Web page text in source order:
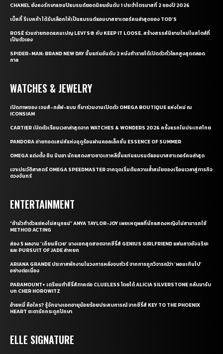
CHANEL ยังคงรักษาแชมป์แบรนด์ยอดนิยมอันดับ 1 ประจำไตรมาสที่ 2 ของปี 2026
เบ็คกี้ รีเบคก้า ได้รับเลือกให้เป็นแบรนด์แอมบาสซาเดอร์คนล่าสุดของ TOD’S
ROSÉ ร่วมถ่ายทอดแคมเปญ LEVI’S® กับ KEEP IT LOOSE. สร้างสรรค์นิยามใหม่ในสไตล์ที่
เป็นตัวเอง
SPIDER-MAN: BRAND NEW DAY ขึ้นแท่นอันดับ 2 หนังทำรายได้เปิดตัวทั่วโลกสูงสุดตลอด
กาล
WATCHES & JEWELRY
เปิดภาพของ เจมส์-กลัฟ-แบม ที่มาร่วมงานเปิดตัว OMEGA BOUTIQUE แห่งใหม่ ณ
ICONSIAM
CARTIER เปิดตัวเรือนเวลาล่าสุดจาก WATCHES & WONDERS 2026 ครั้งแรกในประเทศไทย
PANDORA ถ่ายทอดเสน่ห์แห่งฤดูร้อนผ่านคอลเล็กชั่น ESSENCE OF SUMMER
OMEGA แต่งตั้ง ชิน มินอา นักแสดงสาวชาวเกาหลีขึ้นแท่นแบรนด์แอมบาสซาเดอร์คนล่าสุด
เจาะประวัติศาสตร์ OMEGA SPEEDMASTER จากจุดเริ่มต้นความล้ำสมัยของเรือนเวลาสู่ภารกิจ
ดวงจันทร์
ENTERTAINMENT
“ถ้ามัวทำตัวแย่คงไม่สนุกแน่” ANYA TAYLOR-JOY เผยเหตุผลที่นักแสดงหญิงไม่สามารถใช้
METHOD ACTING
ส่อง 5 ผลงาน ‘เถียนซีเวย’ นางเอกสุดฮอตจากซีรี่ส์ GENIUS GIRLFRIEND แฟนสาวอัจฉริยะ
และ PURSUIT OF JADE ล่าหยก
ARIANA GRANDE ประกาศพักงานในวงการหลังจบทัวร์ จากการถูกวิจารณ์ว่า ‘ผอมเกินไป’
อย่างต่อเนื่อง
PARAMOUNT+ เตรียมทำซีรี่ส์ภาคต่อ CLUELESS โดยได้ ALICIA SILVERSTONE กลับมารับ
บท CHER HOROWITZ
อ้ายหมี่ คือใคร? รู้จักนางเอกอายุน้อยร้อยประสบการณ์ จากซีรี่ส์ KEY TO THE PHOENIX
HEART ชะตารักกระดูกปักษา
ELLE SIGNATURE